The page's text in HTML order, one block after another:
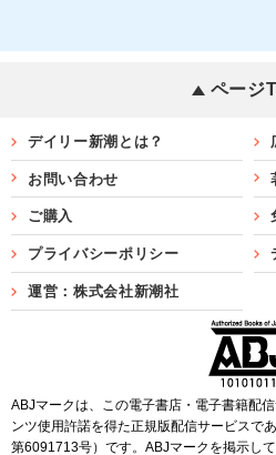
ページ
デイリー新潮とは？
お問い合わせ
ご購入
プライバシーポリシー
運営：株式会社新潮社
ABJマークは、この電子書店・電子書籍配
ンツ使用許諾を得た正規版配信サービスで
第6091713号）です。ABJマークを掲示し